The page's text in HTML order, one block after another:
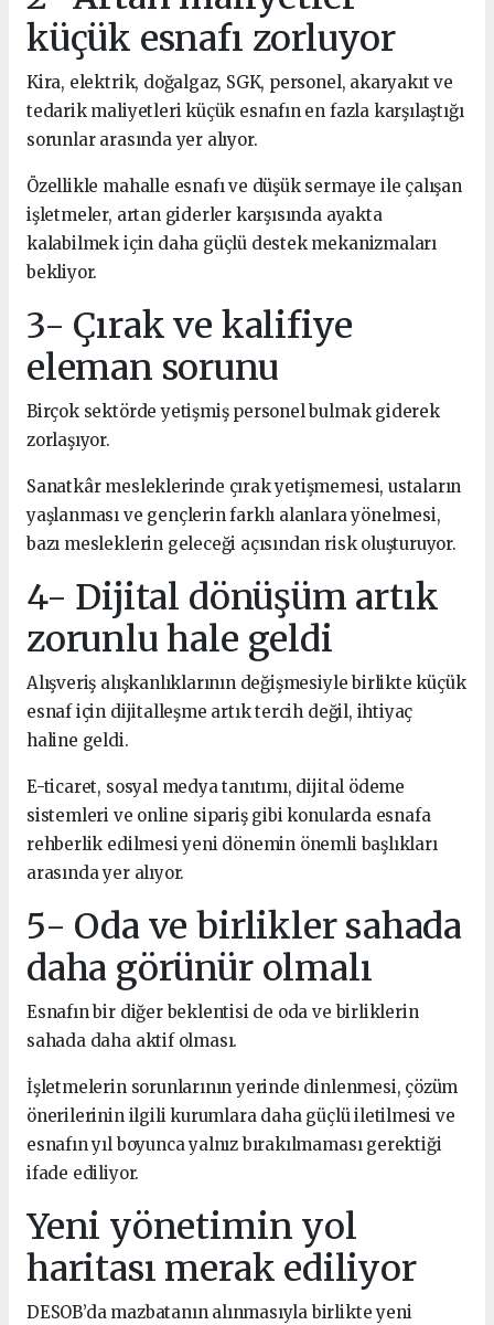
küçük esnafı zorluyor
Kira, elektrik, doğalgaz, SGK, personel, akaryakıt ve
tedarik maliyetleri küçük esnafın en fazla karşılaştığı
sorunlar arasında yer alıyor.
Özellikle mahalle esnafı ve düşük sermaye ile çalışan
işletmeler, artan giderler karşısında ayakta
kalabilmek için daha güçlü destek mekanizmaları
bekliyor.
3- Çırak ve kalifiye
eleman sorunu
Birçok sektörde yetişmiş personel bulmak giderek
zorlaşıyor.
Sanatkâr mesleklerinde çırak yetişmemesi, ustaların
yaşlanması ve gençlerin farklı alanlara yönelmesi,
bazı mesleklerin geleceği açısından risk oluşturuyor.
4- Dijital dönüşüm artık
zorunlu hale geldi
Alışveriş alışkanlıklarının değişmesiyle birlikte küçük
esnaf için dijitalleşme artık tercih değil, ihtiyaç
haline geldi.
E-ticaret, sosyal medya tanıtımı, dijital ödeme
sistemleri ve online sipariş gibi konularda esnafa
rehberlik edilmesi yeni dönemin önemli başlıkları
arasında yer alıyor.
5- Oda ve birlikler sahada
daha görünür olmalı
Esnafın bir diğer beklentisi de oda ve birliklerin
sahada daha aktif olması.
İşletmelerin sorunlarının yerinde dinlenmesi, çözüm
önerilerinin ilgili kurumlara daha güçlü iletilmesi ve
esnafın yıl boyunca yalnız bırakılmaması gerektiği
ifade ediliyor.
Yeni yönetimin yol
haritası merak ediliyor
DESOB’da mazbatanın alınmasıyla birlikte yeni